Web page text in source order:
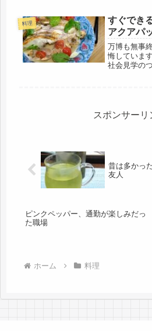
料理
すぐでき
アクアパ
万博も無事
悔していま
社会見学の
った...
スポンサーリ
昔は多かっ
友人
ピンクペッパー、通勤が楽しみだっ
た職場
ホーム 料理